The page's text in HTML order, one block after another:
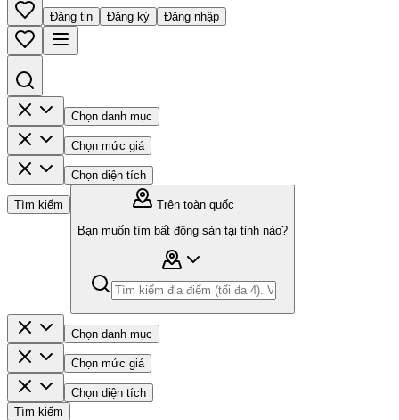
Đăng tin Đăng ký Đăng nhập
Chọn danh mục
Chọn mức giá
Chọn diện tích
Tìm kiếm
Trên toàn quốc
Bạn muốn tìm bất động sản tại tỉnh nào?
Chọn danh mục
Chọn mức giá
Chọn diện tích
Tìm kiếm